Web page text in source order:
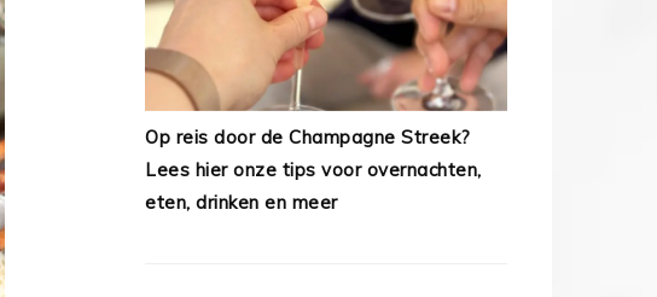
Op reis door de Champagne Streek?
Lees hier onze tips voor overnachten,
eten, drinken en meer